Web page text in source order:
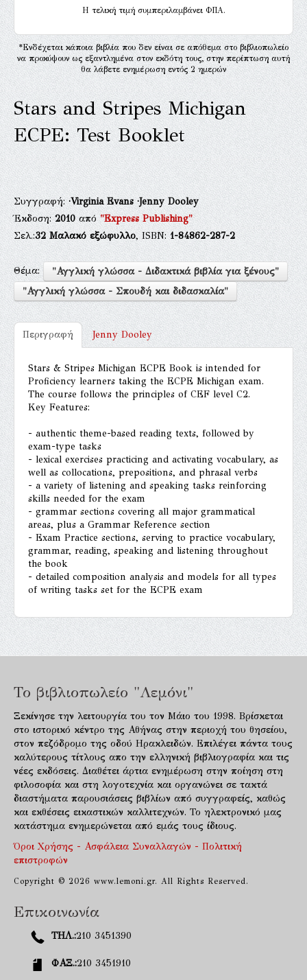
H τελική τιμή συμπεριλαμβάνει ΦΠΑ.
*Ενδέχεται κάποια βιβλία που δεν είναι σε απόθεμα στο βιβλιοπωλείο
να προκύψουν ως εξαντλημένα στον εκδότη τους, στην περίπτωση αυτή
θα λάβετε ενημέρωση εντός 2 ημερών
Stars and Stripes Michigan
ECPE: Test Booklet
Συγγραφή:·Virginia Evans·Jenny Dooley
Έκδοση:2010από"Express Publishing"
Σελ.:32 Μαλακό εξώφυλλο, ISBN:1-84862-287-2
Θέμα:
"Αγγλική γλώσσα - Διδακτικά βιβλία για ξένους"
"Αγγλική γλώσσα - Σπουδή και διδασκαλία"
Περιγραφή Jenny Dooley
Stars & Stripes Michigan ECPE Book is intended for
Proficiency learners taking the ECPE Michigan exam.
The course follows the principles of CEF level C2.
Key Features:
- authentic theme-based reading texts, followed by
exam-type tasks
- lexical exercises practicing and activating vocabulary, as
well as collocations, prepositions, and phrasal verbs
- a variety of listening and speaking tasks reinforcing
skills needed for the exam
- grammar sections covering all major grammatical
areas, plus a Grammar Reference section
- Exam Practice sections, serving to practice vocabulary,
grammar, reading, speaking and listening throughout
the book
- detailed composition analysis and models for all types
of writing tasks set for the ECPE exam
Το βιβλιοπωλείο "Λεμόνι"
Ξεκίνησε την λειτουργία του τον Μάιο του 1998. Βρίσκεται
στο ιστορικό κέντρο της Αθήνας στην περιοχή του θησείου,
στον πεζόδρομο της οδού Ηρακλειδών. Επιλέγει πάντα τους
καλύτερους τίτλους απο την ελληνική βιβλιογραφία και τις
νέες εκδόσεις. Διαθέτει άρτια ενημέρωση στην ποίηση στη
φιλοσοφία και στη λογοτεχνία και οργανώνει σε τακτά
διαστήματα παρουσιάσεις βιβλίων από συγγραφείς, καθώς
και εκθέσεις εικαστικών καλλιτεχνών. Το ηλεκτρονικό μας
κατάστημα ενημερώνεται από εμάς τους ίδιους.
Όροι Χρήσης - Ασφάλεια Συναλλαγών - Πολιτική
επιστροφών
Copyright © 2026 www.lemoni.gr. All Rights Reserved.
Επικοινωνία
ΤΗΛ.:210 3451390
ΦΑΞ.:210 3451910